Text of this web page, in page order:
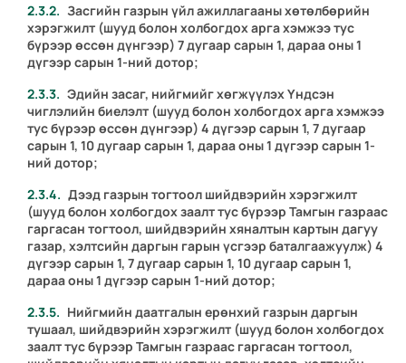
Засгийн газрын үйл ажиллагааны хөтөлбөрийн
хэрэгжилт (шууд болон холбогдох арга хэмжээ тус
бүрээр өссөн дүнгээр) 7 дугаар сарын 1, дараа оны 1
дүгээр сарын 1-ний дотор;
Эдийн засаг, нийгмийг хөгжүүлэх Үндсэн
чиглэлийн биелэлт (шууд болон холбогдох арга хэмжээ
тус бүрээр өссөн дүнгээр) 4 дүгээр сарын 1, 7 дугаар
сарын 1, 10 дугаар сарын 1, дараа оны 1 дүгээр сарын 1-
ний дотор;
Дээд газрын тогтоол шийдвэрийн хэрэгжилт
(шууд болон холбогдох заалт тус бүрээр Тамгын газраас
гаргасан тогтоол, шийдвэрийн хяналтын картын дагуу
газар, хэлтсийн даргын гарын үсгээр баталгаажуулж) 4
дүгээр сарын 1, 7 дугаар сарын 1, 10 дугаар сарын 1,
дараа оны 1 дүгээр сарын 1-ний дотор;
Нийгмийн даатгалын ерөнхий газрын даргын
тушаал, шийдвэрийн хэрэгжилт (шууд болон холбогдох
заалт тус бүрээр Тамгын газраас гаргасан тогтоол,